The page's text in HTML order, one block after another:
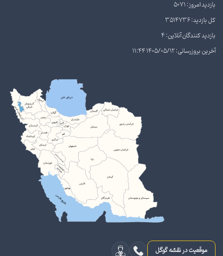
بازدید امروز: 5071
کل بازدید: 3514736
بازدید کنندگان آنلاین: 4
آخرین بروزرسانی: 1405/05/12 11:44
موقعیت در نقشه گوگل